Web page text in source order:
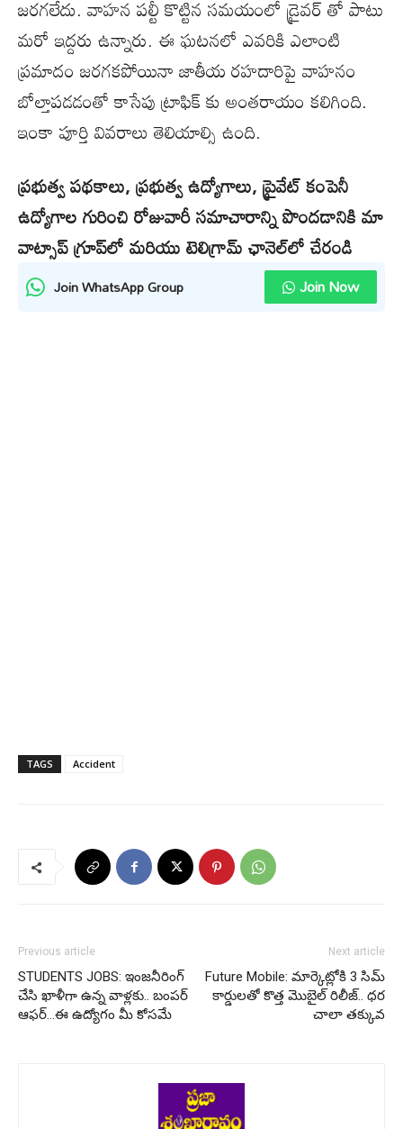
జరగలేదు. వాహన పల్టీ కొట్టిన సమయంలో డ్రైవర్ తో పాటు
మరో ఇద్దరు ఉన్నారు. ఈ ఘటనలో ఎవరికి ఎలాంటి
ప్రమాదం జరగకపోయినా జాతీయ రహదారిపై వాహనం
బోల్తాపడడంతో కాసేపు ట్రాఫిక్ కు అంతరాయం కలిగింది.
ఇంకా పూర్తి వివరాలు తెలియాల్సి ఉంది.
ప్రభుత్వ పథకాలు, ప్రభుత్వ ఉద్యోగాలు, ప్రైవేట్ కంపెనీ
ఉద్యోగాల గురించి రోజువారీ సమాచారాన్ని పొందడానికి మా
వాట్సాప్ గ్రూప్‌లో మరియు టెలిగ్రామ్ ఛానెల్‌లో చేరండి
Join WhatsApp Group Join Now
TAGS Accident
Previous article
STUDENTS JOBS: ఇంజనీరింగ్
చేసి ఖాళీగా ఉన్న వాళ్లకు.. బంపర్
ఆఫర్…ఈ ఉద్యోగం మీ కోసమే
Next article
Future Mobile: మార్కెట్లోకి 3 సిమ్
కార్డులతో కొత్త మొబైల్ రిలీజ్.. ధర
చాలా తక్కువ